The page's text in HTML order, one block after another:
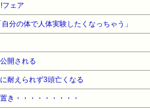
フェア
分の体で人体実験したくなっちゃう」
開される
耐えられず3頭亡くなる
き・・・・・・・・・